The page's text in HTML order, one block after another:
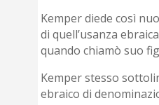
Kemper diede così
di quell’usanza
quando chiamò suo
Kemper stesso
ebraico di